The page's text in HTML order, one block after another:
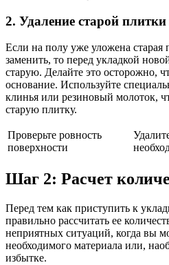
2. Удаление старой
Если на полу уже уложена
заменить, то перед укладкой
старую. Делайте это осторожно,
основание. Используйте
клинья или резиновый молоток,
старую плитку.
Проверьте ровность
поверхности
Шаг 2: Расчет
Перед тем как приступить к
правильно рассчитать ее
неприятных ситуаций, когда вы
необходимого материала или,
избытке.